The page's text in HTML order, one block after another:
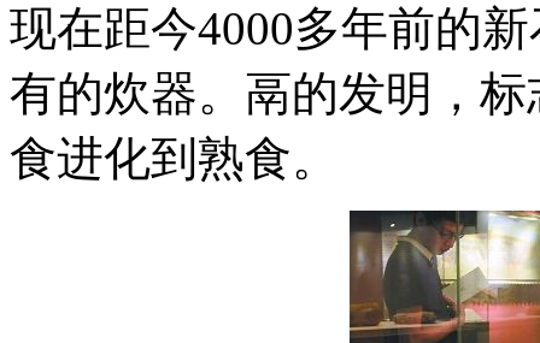
现在距今4000多年前的
有的炊器。鬲的发明，
食进化到熟食。